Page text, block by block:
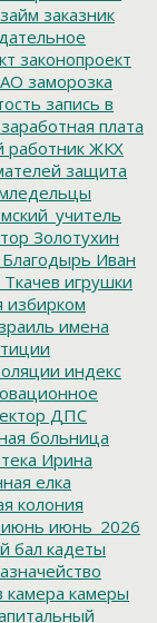
займ заказник
законопроект
заморозка
запись в
заработная плата
работник ЖКХ
защита
Золотухин
Иван
игрушки
избирком
имена
индекс
ДПС
больница
Ирина
елка
колония
июнь июнь_2026
бал кадеты
камера камеры